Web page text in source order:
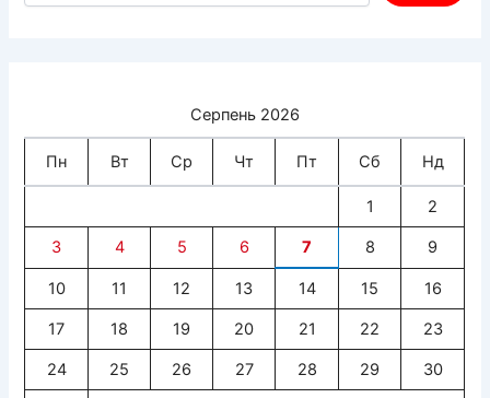
Серпень 2026
Пн Вт Ср Чт Пт Сб Нд
1 2
3 4 5 6 7 8 9
10 11 12 13 14 15 16
17 18 19 20 21 22 23
24 25 26 27 28 29 30